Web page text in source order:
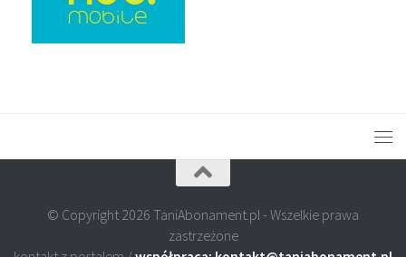
© Copyright 2026 TaniAbonament.pl - Wszelkie prawa
zastrzeżone